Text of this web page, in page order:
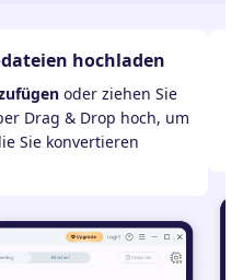
hochladen
oder ziehen Sie
Drag & Drop hoch, um
Sie konvertieren